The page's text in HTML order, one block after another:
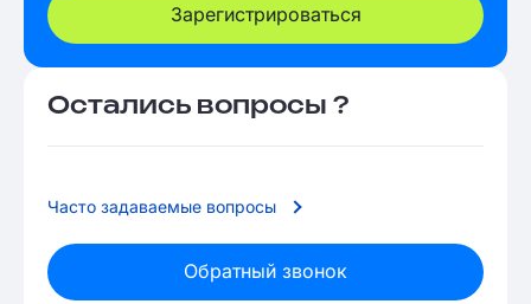
Зарегистрироваться
Остались вопросы ?
Часто задаваемые вопросы
Обратный звонок